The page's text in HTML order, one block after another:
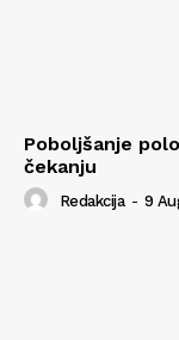
Poboljšanje
čekanju
Redakcija - 9